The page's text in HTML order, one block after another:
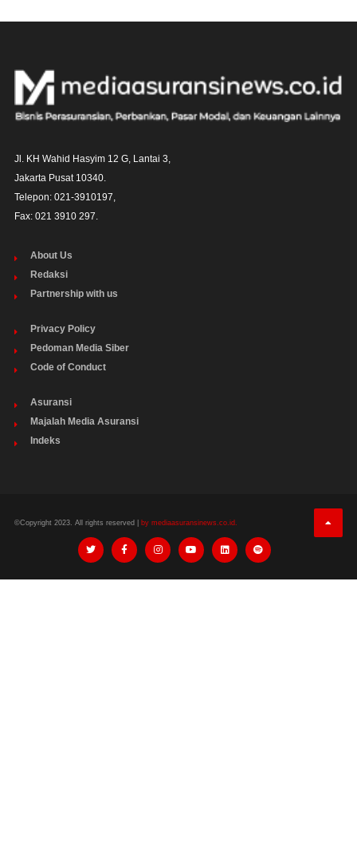
Jl. KH Wahid Hasyim 12 G, Lantai 3,
Jakarta Pusat 10340.
Telepon: 021-3910197,
Fax: 021 3910 297.
About Us
Redaksi
Partnership with us
Privacy Policy
Pedoman Media Siber
Code of Conduct
Asuransi
Majalah Media Asuransi
Indeks
©Copyright 2023. All rights reserved | by mediaasuransinews.co.id.